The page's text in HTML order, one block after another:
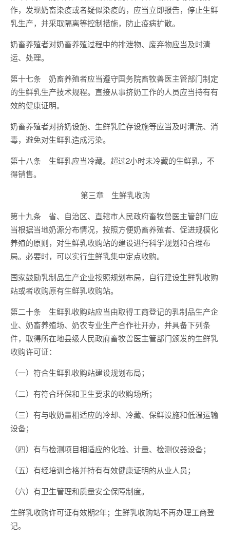
作，发现奶畜染疫或者疑似染疫的，应当立即报告，停止生鲜
乳生产，并采取隔离等控制措施，防止疫病扩散。
奶畜养殖者对奶畜养殖过程中的排泄物、废弃物应当及时清
运、处理。
第十七条 奶畜养殖者应当遵守国务院畜牧兽医主管部门制定
的生鲜乳生产技术规程。直接从事挤奶工作的人员应当持有有
效的健康证明。
奶畜养殖者对挤奶设施、生鲜乳贮存设施等应当及时清洗、消
毒，避免对生鲜乳造成污染。
第十八条 生鲜乳应当冷藏。超过2小时未冷藏的生鲜乳，不
得销售。
第三章 生鲜乳收购
第十九条 省、自治区、直辖市人民政府畜牧兽医主管部门应
当根据当地奶源分布情况，按照方便奶畜养殖者、促进规模化
养殖的原则，对生鲜乳收购站的建设进行科学规划和合理布
局。必要时，可以实行生鲜乳集中定点收购。
国家鼓励乳制品生产企业按照规划布局，自行建设生鲜乳收购
站或者收购原有生鲜乳收购站。
第二十条 生鲜乳收购站应当由取得工商登记的乳制品生产企
业、奶畜养殖场、奶农专业生产合作社开办，并具备下列条
件，取得所在地县级人民政府畜牧兽医主管部门颁发的生鲜乳
收购许可证：
（一）符合生鲜乳收购站建设规划布局；
（二）有符合环保和卫生要求的收购场所；
（三）有与收奶量相适应的冷却、冷藏、保鲜设施和低温运输
设备；
（四）有与检测项目相适应的化验、计量、检测仪器设备；
（五）有经培训合格并持有有效健康证明的从业人员；
（六）有卫生管理和质量安全保障制度。
生鲜乳收购许可证有效期2年；生鲜乳收购站不再办理工商登
记。